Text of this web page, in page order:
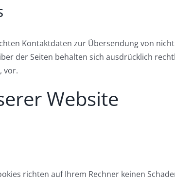
Kontaktdaten zur Übersendung von
der Seiten behalten sich ausdrücklich
vor.
Website
richten auf Ihrem Rechner keinen